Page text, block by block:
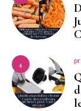
4